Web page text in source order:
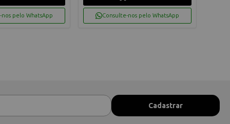
nos pelo WhatsApp Consulte-nos pelo WhatsApp